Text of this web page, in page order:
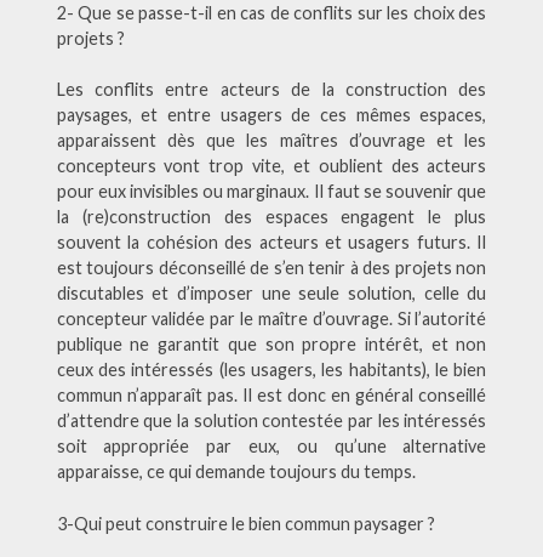
2- Que se passe-t-il en cas de conflits sur les choix des
projets ?
Les conflits entre acteurs de la construction des
paysages, et entre usagers de ces mêmes espaces,
apparaissent dès que les maîtres d’ouvrage et les
concepteurs vont trop vite, et oublient des acteurs
pour eux invisibles ou marginaux. Il faut se souvenir que
la (re)construction des espaces engagent le plus
souvent la cohésion des acteurs et usagers futurs. Il
est toujours déconseillé de s’en tenir à des projets non
discutables et d’imposer une seule solution, celle du
concepteur validée par le maître d’ouvrage. Si l’autorité
publique ne garantit que son propre intérêt, et non
ceux des intéressés (les usagers, les habitants), le bien
commun n’apparaît pas. Il est donc en général conseillé
d’attendre que la solution contestée par les intéressés
soit appropriée par eux, ou qu’une alternative
apparaisse, ce qui demande toujours du temps.
3-Qui peut construire le bien commun paysager ?